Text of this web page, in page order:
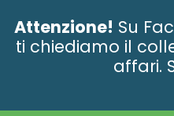
Attenzione! Su
ti chiediamo il
affari.